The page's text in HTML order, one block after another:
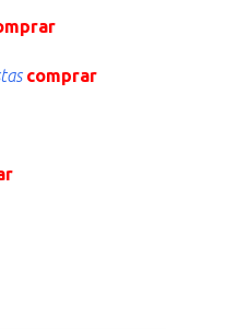
comprar